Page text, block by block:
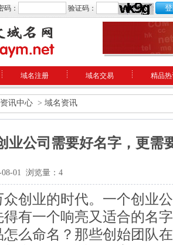
码： 验证码：
域名注册 域名交易 精品
资讯中心 > 域名资讯
业公司需要好名字，更需
08-01 浏览量：4
业的时代。一个创业公
得有一个响亮又适合的名
么命名？那些创始团队